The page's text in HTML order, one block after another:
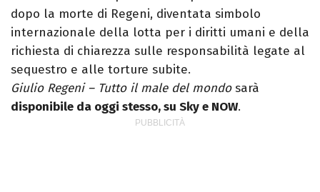
dopo la morte di Regeni, diventata simbolo
internazionale della lotta per i diritti umani e della
richiesta di chiarezza sulle responsabilità legate al
sequestro e alle torture subite.
Giulio Regeni – Tutto il male del mondosarà
disponibile da oggi stesso, su Sky e NOW.